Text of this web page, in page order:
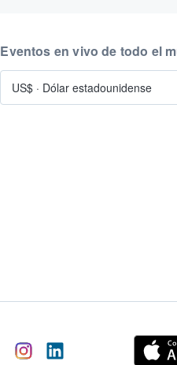
Eventos en vivo de todo el
US$ · Dólar estadounidense